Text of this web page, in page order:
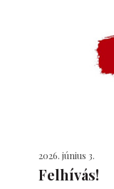
2026. június 3.
Felhívás!